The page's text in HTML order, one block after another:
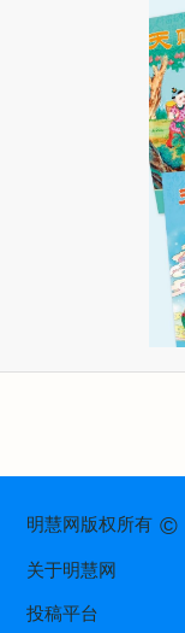
明慧网版权所有©
关于明慧网
投稿平台